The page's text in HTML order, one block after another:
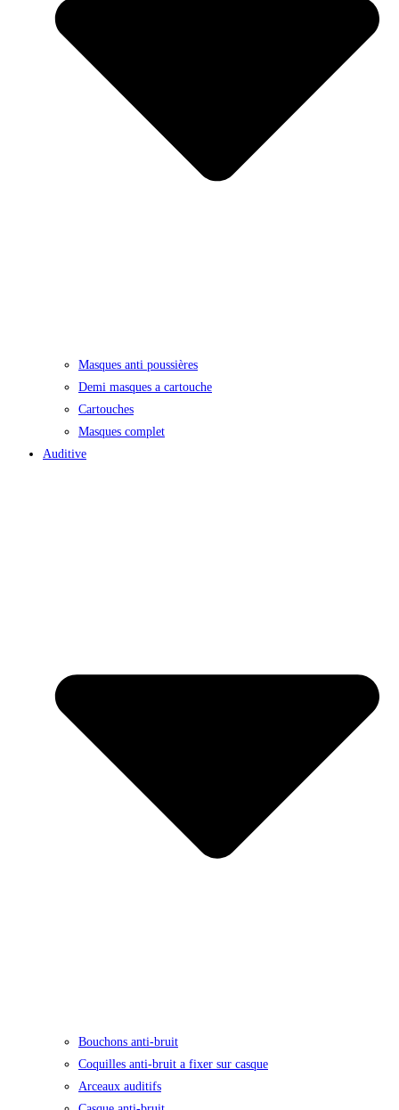
Masques anti poussières
Demi masques a cartouche
Cartouches
Masques complet
Auditive
Bouchons anti-bruit
Coquilles anti-bruit a fixer sur casque
Arceaux auditifs